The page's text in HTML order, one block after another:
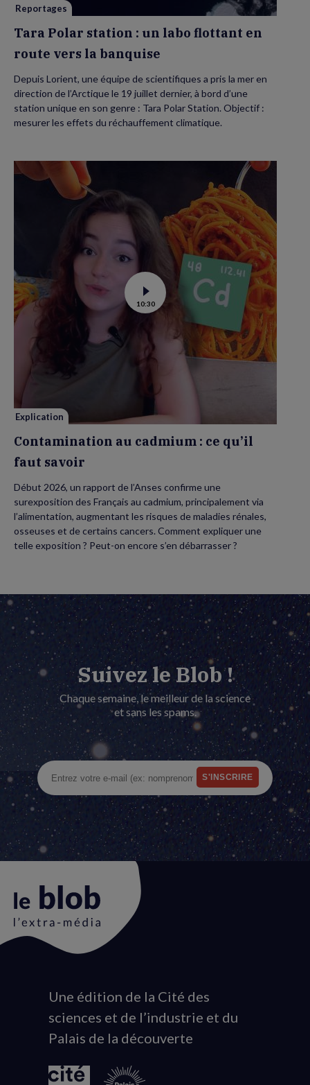
la
Reportages
Tara Polar station : un labo flottant en
route vers la banquise
Depuis Lorient, une équipe de scientifiques a pris la mer en
direction de l’Arctique le 19 juillet dernier, à bord d’une
station unique en son genre : Tara Polar Station. Objectif :
mesurer les effets du réchauffement climatique.
Voir
la
vidéo
Contamination
au
cadmium :
ce
savoir
10:30
Explication
Contamination au cadmium : ce qu’il
faut savoir
Début 2026, un rapport de l’Anses confirme une
surexposition des Français au cadmium, principalement via
l’alimentation, augmentant les risques de maladies rénales,
osseuses et de certains cancers. Comment expliquer une
telle exposition ? Peut-on encore s’en débarrasser ?
Suivez le Blob !
Chaque semaine, le meilleur de la science
et sans les spams.
Animation
du
logo
Une édition de la Cité des
sciences et de l’industrie et du
Palais de la découverte